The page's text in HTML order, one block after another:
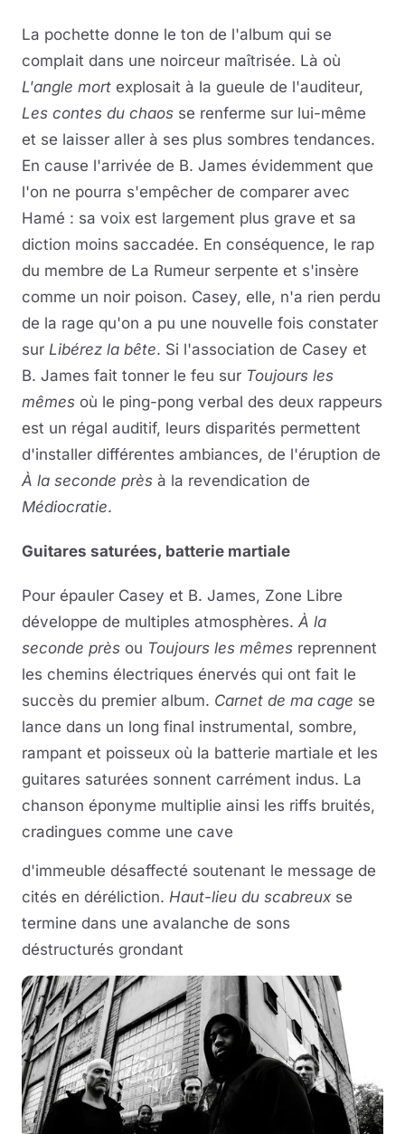
La pochette donne le ton de l'album qui se
complait dans une noirceur maîtrisée. Là où
L'angle mort explosait à la gueule de l'auditeur,
Les contes du chaos se renferme sur lui-même
et se laisser aller à ses plus sombres tendances.
En cause l'arrivée de B. James évidemment que
l'on ne pourra s'empêcher de comparer avec
Hamé : sa voix est largement plus grave et sa
diction moins saccadée. En conséquence, le rap
du membre de La Rumeur serpente et s'insère
comme un noir poison. Casey, elle, n'a rien perdu
de la rage qu'on a pu une nouvelle fois constater
sur Libérez la bête. Si l'association de Casey et
B. James fait tonner le feu sur Toujours les
mêmes où le ping-pong verbal des deux rappeurs
est un régal auditif, leurs disparités permettent
d'installer différentes ambiances, de l'éruption de
À la seconde près à la revendication de
Médiocratie.
Guitares saturées, batterie martiale
Pour épauler Casey et B. James, Zone Libre
développe de multiples atmosphères. À la
seconde près ou Toujours les mêmes reprennent
les chemins électriques énervés qui ont fait le
succès du premier album. Carnet de ma cage se
lance dans un long final instrumental, sombre,
rampant et poisseux où la batterie martiale et les
guitares saturées sonnent carrément indus. La
chanson éponyme multiplie ainsi les riffs bruités,
cradingues comme une cave
d'immeuble désaffecté soutenant le message de
cités en déréliction. Haut-lieu du scabreux se
termine dans une avalanche de sons
déstructurés grondant